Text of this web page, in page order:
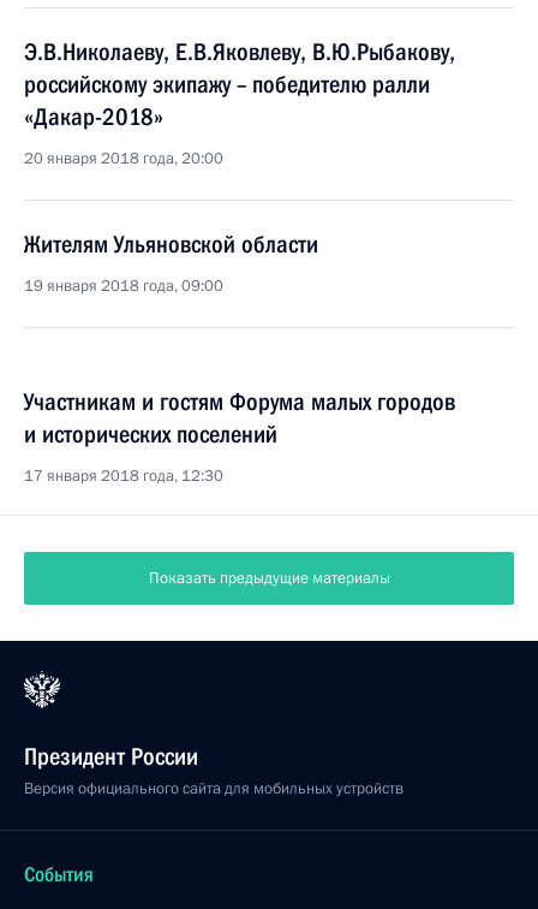
Э.В.Николаеву, Е.В.Яковлеву, В.Ю.Рыбакову,
российскому экипажу – победителю ралли
«Дакар-2018»
20 января 2018 года, 20:00
Жителям Ульяновской области
19 января 2018 года, 09:00
Участникам и гостям Форума малых городов
и исторических поселений
17 января 2018 года, 12:30
Показать предыдущие материалы
Президент России
Версия официального сайта для мобильных устройств
События